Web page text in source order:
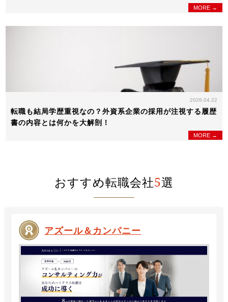
MORE →
2026.04.22
転職も結局学歴重視なの？外資系企業の採用が注視する履歴
書の内容とは何かを大解剖！
MORE →
おすすめ転職会社5選
アズール＆カンパニー